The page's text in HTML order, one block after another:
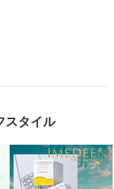
スタイル